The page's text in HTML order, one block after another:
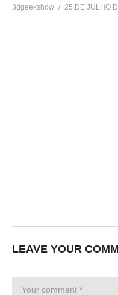
3dgeekshow 25 DE JULHO
LEAVE YOUR